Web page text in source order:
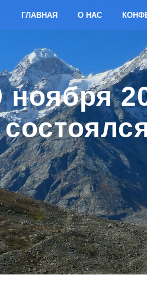
ГЛАВНАЯ О НАС
ноября